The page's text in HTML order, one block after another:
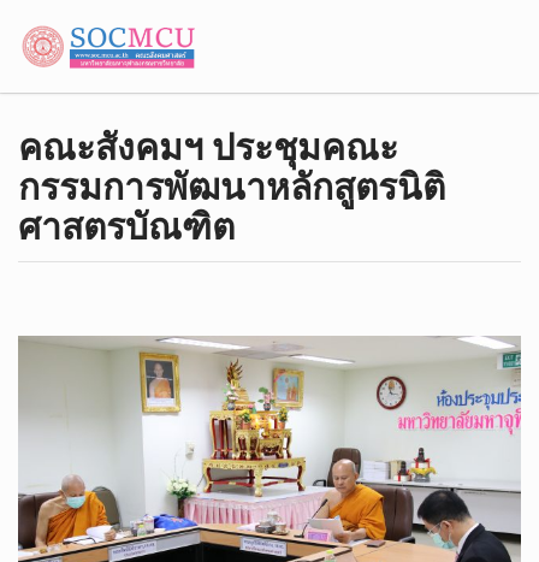
คณะสังคมฯ ประชุมคณะ
กรรมการพัฒนาหลักสูตรนิติ
ศาสตรบัณฑิต